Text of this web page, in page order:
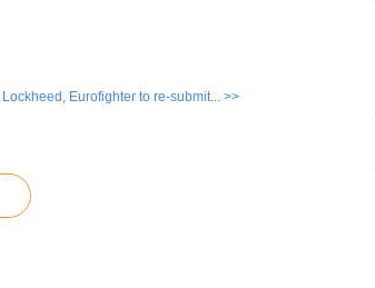
Lockheed, Eurofighter to re-submit... >>